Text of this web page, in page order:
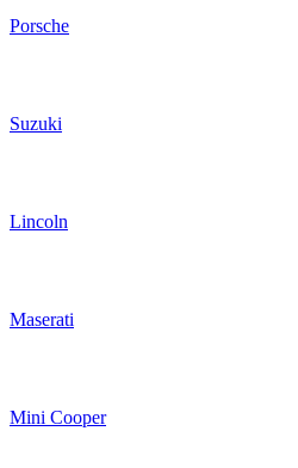
Porsche
Suzuki
Lincoln
Maserati
Mini Cooper